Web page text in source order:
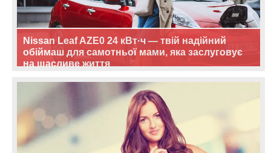
Nissan Leaf AZE0 24 кВт·ч — твій надійний
обіймаш для самотньої мами, яка заслуговує
на щасливе життя